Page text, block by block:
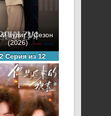
аудит 1 Сезон
(2026)
Серия из 12